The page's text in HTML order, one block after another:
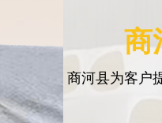
商
商河县为客户